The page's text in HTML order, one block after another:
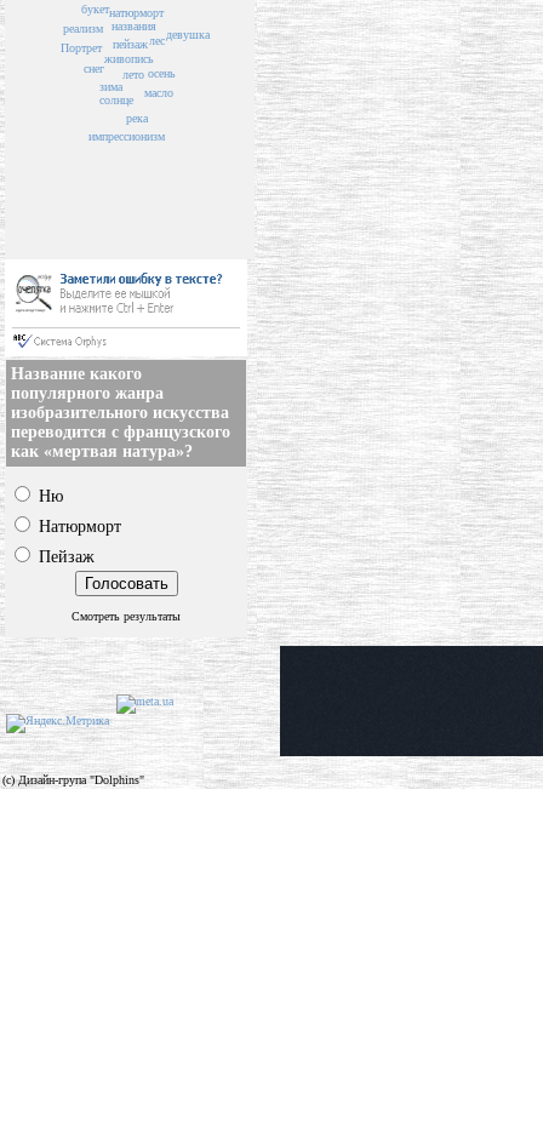
пейзаж
названия
живопись
лето
натюрморт
солнце
лес
зима
осень
букет
масло
река
снег
реализм
импрессионизм
Портрет
девушка
Название какого
популярного жанра
изобразительного искусства
переводится с французского
как «мертвая натура»?
Ню
Натюрморт
Пейзаж
Смотреть результаты
(c) Дизайн-група "Dolphins"